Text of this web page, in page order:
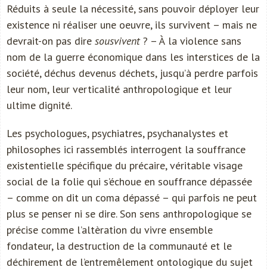
Réduits à seule la nécessité, sans pouvoir déployer leur
existence ni réaliser une oeuvre, ils survivent – mais ne
devrait-on pas diresousvivent? – À la violence sans
nom de la guerre économique dans les interstices de la
société, déchus devenus déchets, jusqu’à perdre parfois
leur nom, leur verticalité anthropologique et leur
ultime dignité.
Les psychologues, psychiatres, psychanalystes et
philosophes ici rassemblés interrogent la souffrance
existentielle spécifique du précaire, véritable visage
social de la folie qui s’échoue en souffrance dépassée
– comme on dit un coma dépassé – qui parfois ne peut
plus se penser ni se dire. Son sens anthropologique se
précise comme l’altèration du vivre ensemble
fondateur, la destruction de la communauté et le
déchirement de l’entremêlement ontologique du sujet